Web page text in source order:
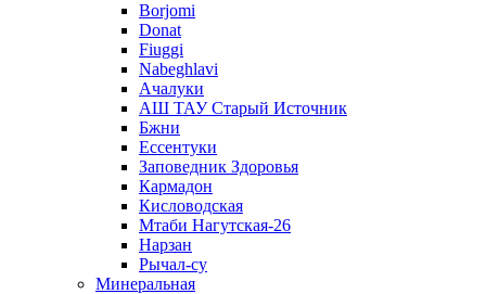
Borjomi
Donat
Fiuggi
Nabeghlavi
Ачалуки
АШ ТАУ Старый Источник
Бжни
Ессентуки
Заповедник Здоровья
Кармадон
Кисловодская
Мтаби Нагутская-26
Нарзан
Рычал-су
Минеральная